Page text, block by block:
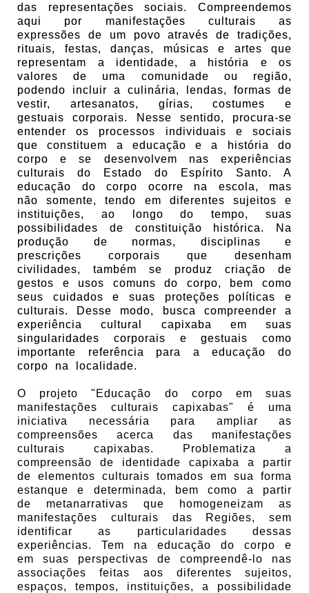
das representações sociais. Compreendemos
aqui por manifestações culturais as
expressões de um povo através de tradições,
rituais, festas, danças, músicas e artes que
representam a identidade, a história e os
valores de uma comunidade ou região,
podendo incluir a culinária, lendas, formas de
vestir, artesanatos, gírias, costumes e
gestuais corporais. Nesse sentido, procura-se
entender os processos individuais e sociais
que constituem a educação e a história do
corpo e se desenvolvem nas experiências
culturais do Estado do Espírito Santo. A
educação do corpo ocorre na escola, mas
não somente, tendo em diferentes sujeitos e
instituições, ao longo do tempo, suas
possibilidades de constituição histórica. Na
produção de normas, disciplinas e
prescrições corporais que desenham
civilidades, também se produz criação de
gestos e usos comuns do corpo, bem como
seus cuidados e suas proteções políticas e
culturais. Desse modo, busca compreender a
experiência cultural capixaba em suas
singularidades corporais e gestuais como
importante referência para a educação do
corpo na localidade.
O projeto "Educação do corpo em suas
manifestações culturais capixabas" é uma
iniciativa necessária para ampliar as
compreensões acerca das manifestações
culturais capixabas. Problematiza a
compreensão de identidade capixaba a partir
de elementos culturais tomados em sua forma
estanque e determinada, bem como a partir
de metanarrativas que homogeneizam as
manifestações culturais das Regiões, sem
identificar as particularidades dessas
experiências. Tem na educação do corpo e
em suas perspectivas de compreendê-lo nas
associações feitas aos diferentes sujeitos,
espaços, tempos, instituições, a possibilidade